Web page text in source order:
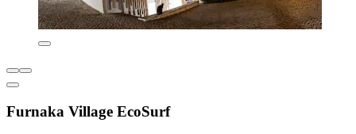
Furnaka Village EcoSurf